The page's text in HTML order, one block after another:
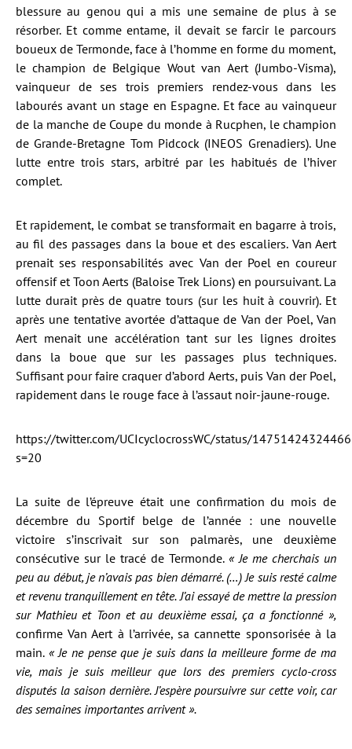
blessure au genou qui a mis une semaine de plus à se
résorber. Et comme entame, il devait se farcir le parcours
boueux de Termonde, face à l’homme en forme du moment,
le champion de Belgique Wout van Aert (Jumbo-Visma),
vainqueur de ses trois premiers rendez-vous dans les
labourés avant un stage en Espagne. Et face au vainqueur
de la manche de Coupe du monde à Rucphen, le champion
de Grande-Bretagne Tom Pidcock (INEOS Grenadiers). Une
lutte entre trois stars, arbitré par les habitués de l’hiver
complet.
Et rapidement, le combat se transformait en bagarre à trois,
au fil des passages dans la boue et des escaliers. Van Aert
prenait ses responsabilités avec Van der Poel en coureur
offensif et Toon Aerts (Baloise Trek Lions) en poursuivant. La
lutte durait près de quatre tours (sur les huit à couvrir). Et
après une tentative avortée d’attaque de Van der Poel, Van
Aert menait une accélération tant sur les lignes droites
dans la boue que sur les passages plus techniques.
Suffisant pour faire craquer d’abord Aerts, puis Van der Poel,
rapidement dans le rouge face à l’assaut noir-jaune-rouge.
https://twitter.com/UCIcyclocrossWC/status/
s=20
La suite de l’épreuve était une confirmation du mois de
décembre du Sportif belge de l’année : une nouvelle
victoire s’inscrivait sur son palmarès, une deuxième
consécutive sur le tracé de Termonde. « Je me cherchais un
peu au début, je n’avais pas bien démarré. (…) Je suis resté calme
et revenu tranquillement en tête. J’ai essayé de mettre la pression
sur Mathieu et Toon et au deuxième essai, ça a fonctionné »,
confirme Van Aert à l’arrivée, sa cannette sponsorisée à la
main. « Je ne pense que je suis dans la meilleure forme de ma
vie, mais je suis meilleur que lors des premiers cyclo-cross
disputés la saison dernière. J’espère poursuivre sur cette voir, car
des semaines importantes arrivent ».